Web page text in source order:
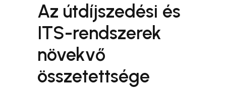
Az útdíjszedési és
ITS-rendszerek
növekvő
összetettsége